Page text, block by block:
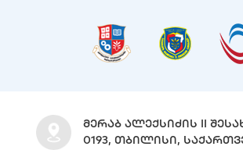
ᲛᲔᲠᲐᲑ ᲐᲚᲔᲥᲡᲘᲫᲘᲡ II
0193, ᲗᲑᲘᲚᲘᲡᲘ,